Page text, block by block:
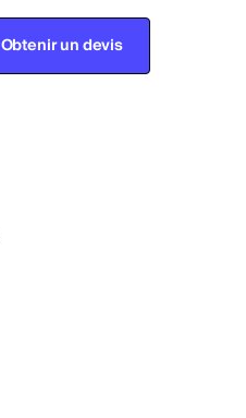
Obtenir un devis